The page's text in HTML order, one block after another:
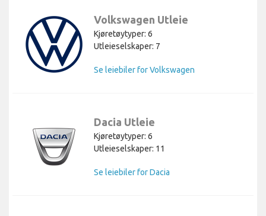
Volkswagen Utleie
Kjøretøytyper: 6
Utleieselskaper: 7
Se leiebiler for Volkswagen
Dacia Utleie
Kjøretøytyper: 6
Utleieselskaper: 11
Se leiebiler for Dacia